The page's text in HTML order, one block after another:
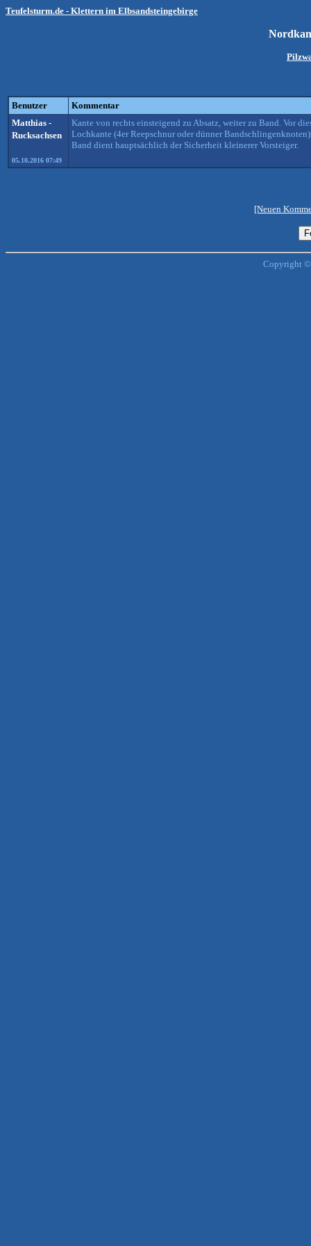
Teufelsturm.de - Klettern im Elbsandsteingebirge
Benutzer
Kommentar
Matthias -
Rucksachsen
05.10.2016 07:49
Kante von rechts einsteigend zu Absatz, weiter zu Band. Vor
Lochkante (4er Reepschnur oder dünner
Band dient hauptsächlich der Sicherheit kleinerer Vorsteiger.
[Neuen
Copyright ©